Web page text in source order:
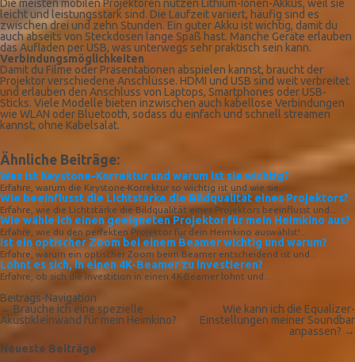
Die meisten mobilen Projektoren nutzen Lithium-Ionen-Akkus, weil sie
leicht und leistungsstark sind. Die Laufzeit variiert, häufig sind es
zwischen drei und zehn Stunden. Ein guter Akku ist wichtig, damit du
auch abseits von Steckdosen lange Spaß hast. Manche Geräte erlauben
das Aufladen per USB, was unterwegs sehr praktisch sein kann.
Verbindungsmöglichkeiten
Damit du Filme oder Präsentationen abspielen kannst, braucht der
Projektor verschiedene Anschlüsse. HDMI und USB sind weit verbreitet
und erlauben den Anschluss von Laptops, Smartphones oder USB-
Sticks. Viele Modelle bieten inzwischen auch kabellose Verbindungen
wie WLAN oder Bluetooth, sodass du einfach und schnell streamen
kannst, ohne Kabelsalat.
Ähnliche Beiträge:
Was ist Keystone-Korrektur und warum ist sie wichtig?
Erfahre, warum die Keystone-Korrektur so wichtig ist und wie sie...
Wie beeinflusst die Lichtstärke die Bildqualität eines Projektors?
Erfahre, wie die Lichtstärke die Bildqualität eines Projektors beeinflusst und...
Wie wähle ich einen geeigneten Projektor für mein Heimkino aus?
Erfahre, wie du den perfekten Projektor für dein Heimkino auswählst!...
Ist ein optischer Zoom bei einem Beamer wichtig und warum?
Erfahre, warum ein optischer Zoom beim Beamer entscheidend ist und...
Lohnt es sich, in einen 4K-Beamer zu investieren?
Erfahre, ob sich die Investition in einen 4K-Beamer lohnt und...
Beitrags-Navigation
← Brauche ich eine spezielle
Akustikleinwand für mein Heimkino?
Wie kann ich die Equalizer-
Einstellungen meiner Soundbar
anpassen? →
Neueste Beiträge